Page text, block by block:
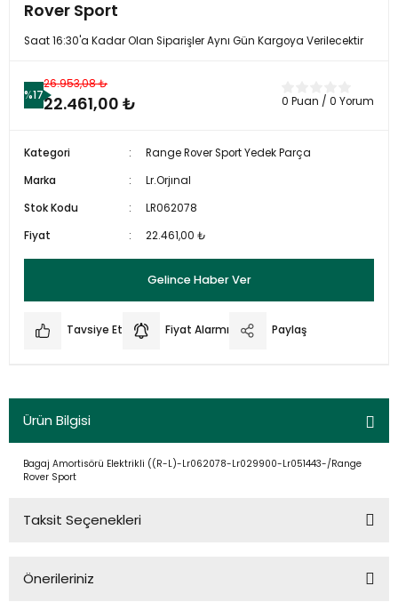
Rover Sport
Saat 16:30'a Kadar Olan Siparişler Aynı Gün Kargoya Verilecektir
%17
26.953,08 ₺
22.461,00 ₺ 0 Puan / 0 Yorum
Kategori
Range Rover Sport Yedek Parça
Marka
Lr.Orjınal
Stok Kodu
LR062078
Fiyat
22.461,00 ₺
Gelince Haber Ver
Tavsiye Et Fiyat Alarmı Paylaş
Ürün Bilgisi
Bagaj Amortisörü Elektrikli ((R-L)-Lr062078-Lr029900-Lr051443-/Range
Rover Sport
Taksit Seçenekleri
Önerileriniz